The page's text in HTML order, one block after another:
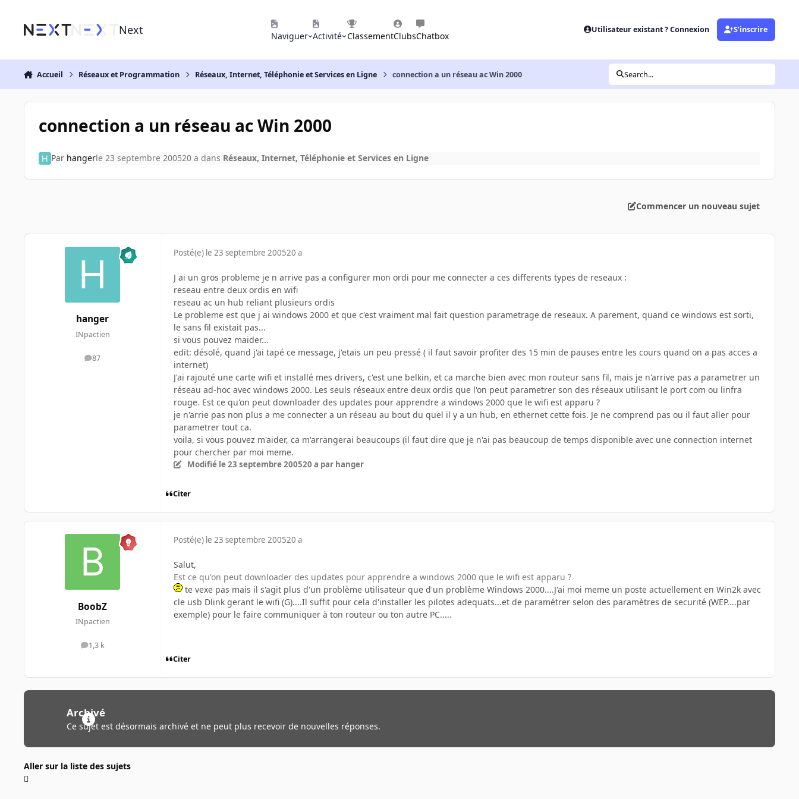
Next Naviguer Activité ClassementClubsChatbox
Utilisateur existant ? Connexion S’inscrire
Accueil Réseaux et Programmation Réseaux, Internet, Téléphonie et Services en Ligne connection a un réseau ac Win 2000 Search...
connection a un réseau ac Win 2000
Par hangerle 23 septembre 200520 a dans Réseaux, Internet, Téléphonie et Services en Ligne
Commencer un nouveau sujet
hanger
INpactien
87
messages
Posté(e) le 23 septembre 200520 a
J ai un gros probleme je n arrive pas a configurer mon ordi pour me connecter a ces differents types de reseaux :
reseau entre deux ordis en wifi
reseau ac un hub reliant plusieurs ordis
Le probleme est que j ai windows 2000 et que c'est vraiment mal fait question parametrage de reseaux. A parement, quand ce windows est sorti,
le sans fil existait pas...
si vous pouvez maider...
edit: désolé, quand j'ai tapé ce message, j'etais un peu pressé ( il faut savoir profiter des 15 min de pauses entre les cours quand on a pas acces a
internet)
J'ai rajouté une carte wifi et installé mes drivers, c'est une belkin, et ca marche bien avec mon routeur sans fil, mais je n'arrive pas a parametrer un
réseau ad-hoc avec windows 2000. Les seuls réseaux entre deux ordis que l'on peut parametrer son des réseaux utilisant le port com ou linfra
rouge. Est ce qu'on peut downloader des updates pour apprendre a windows 2000 que le wifi est apparu ?
je n'arrie pas non plus a me connecter a un réseau au bout du quel il y a un hub, en ethernet cette fois. Je ne comprend pas ou il faut aller pour
parametrer tout ca.
voila, si vous pouvez m'aider, ca m'arrangerai beaucoups (il faut dire que je n'ai pas beaucoup de temps disponible avec une connection internet
pour chercher par moi meme.
Modifié le 23 septembre 200520 a par hanger
Citer
BoobZ
INpactien
1,3 k
messages
Posté(e) le 23 septembre 200520 a
Salut,
Est ce qu'on peut downloader des updates pour apprendre a windows 2000 que le wifi est apparu ?
te vexe pas mais il s'agit plus d'un problème utilisateur que d'un problème Windows 2000....J'ai moi meme un poste actuellement en Win2k avec
cle usb Dlink gerant le wifi (G)....Il suffit pour cela d'installer les pilotes adequats...et de paramétrer selon des paramètres de securité (WEP....par
exemple) pour le faire communiquer à ton routeur ou ton autre PC.....
Citer
Archivé
Ce sujet est désormais archivé et ne peut plus recevoir de nouvelles réponses.
Aller sur la liste des sujets